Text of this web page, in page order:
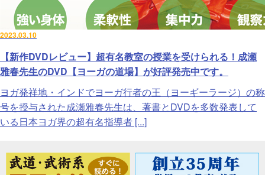
2023.03.10
【新作DVDレビュー】超有名教室の授業を受けられる！成瀬
雅春先生のDVD【ヨーガの道場】が好評発売中です。
ヨガ発祥地・インドでヨーガ行者の王（ヨーギーラージ）の称
号を授与された成瀬雅春先生は、著書とDVDを多数発表して
いる日本ヨガ界の超有名指導者 [...]